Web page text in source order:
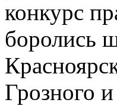
конкурс
боролись
Грозного